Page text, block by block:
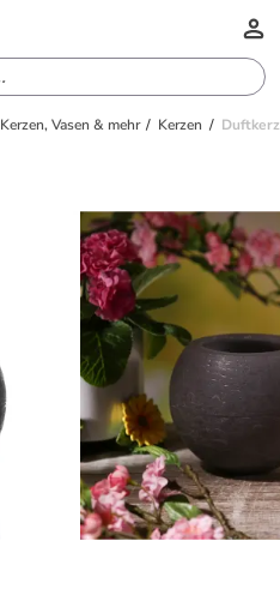
Kerzen, Vasen & mehr Kerzen